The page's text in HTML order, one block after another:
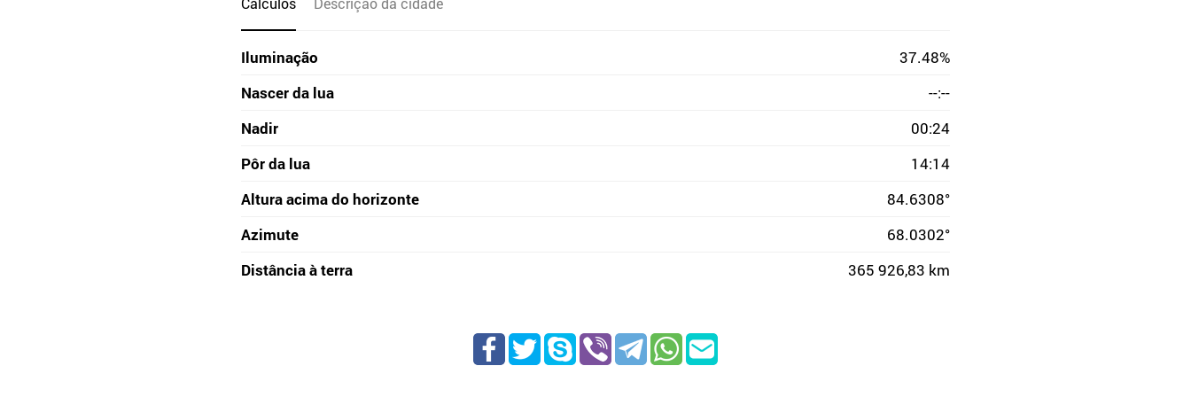
Iluminação
37.48%
Nascer da lua
--:--
Nadir
00:24
Pôr da lua
14:14
Altura acima do horizonte
84.6308°
Azimute
68.0302°
Distância à terra
365 926,83 km